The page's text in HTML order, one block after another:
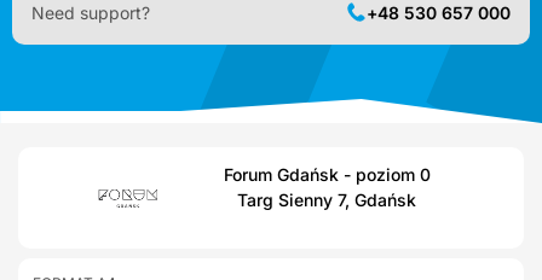
Need support? +48 530 657 000
Forum Gdańsk - poziom 0
Targ Sienny 7, Gdańsk